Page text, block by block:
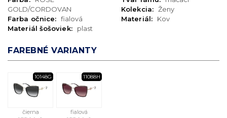
GOLD/CORDOVAN
Farba očnice: fialová
Materiál šošoviek:
plast
Kolekcia: Ženy
Materiál:
Kov
FAREBNÉ VARIANTY
10148G
čierna
11088H
fialová